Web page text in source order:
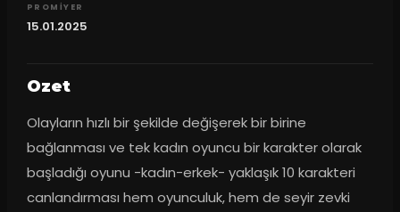
PROMIYER
15.01.2025
Ozet
Olayların hızlı bir şekilde değişerek bir birine
bağlanması ve tek kadın oyuncu bir karakter olarak
başladığı oyunu -kadın-erkek- yaklaşık 10 karakteri
canlandırması hem oyunculuk, hem de seyir zevki